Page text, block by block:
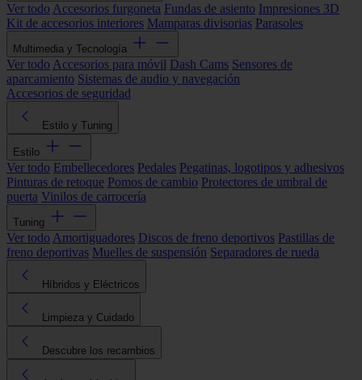
Ver todo Accesorios furgoneta Fundas de asiento Impresiones 3D
Kit de accesorios interiores Mamparas divisorias Parasoles
Multimedia y Tecnología
Ver todo Accesorios para móvil Dash Cams Sensores de
aparcamiento Sistemas de audio y navegación
Accesorios de seguridad
Estilo y Tuning
Estilo
Ver todo Embellecedores Pedales Pegatinas, logotipos y adhesivos
Pinturas de retoque Pomos de cambio Protectores de umbral de
puerta Vinilos de carrocería
Tuning
Ver todo Amortiguadores Discos de freno deportivos Pastillas de
freno deportivas Muelles de suspensión Separadores de rueda
Híbridos y Eléctricos
Limpieza y Cuidado
Descubre los recambios